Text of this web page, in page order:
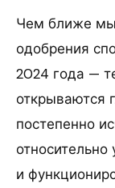
Чем ближе мы
одобрения
2024 года —
открываются
постепенно
относительно
и